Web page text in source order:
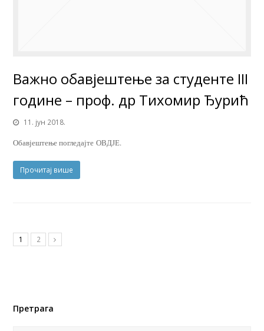
Важно обавјештење за студенте III
године – проф. др Тихомир Ђурић
11. јун 2018.
Обавјештење погледајте ОВДЈЕ.
Прочитај више
1 2
Претрага